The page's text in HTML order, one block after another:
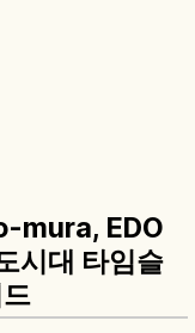
mura, EDO
시대 타임슬